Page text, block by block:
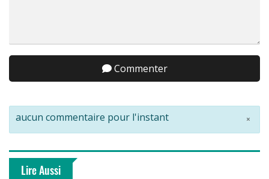
Commenter
×
aucun commentaire pour l'instant
Lire Aussi